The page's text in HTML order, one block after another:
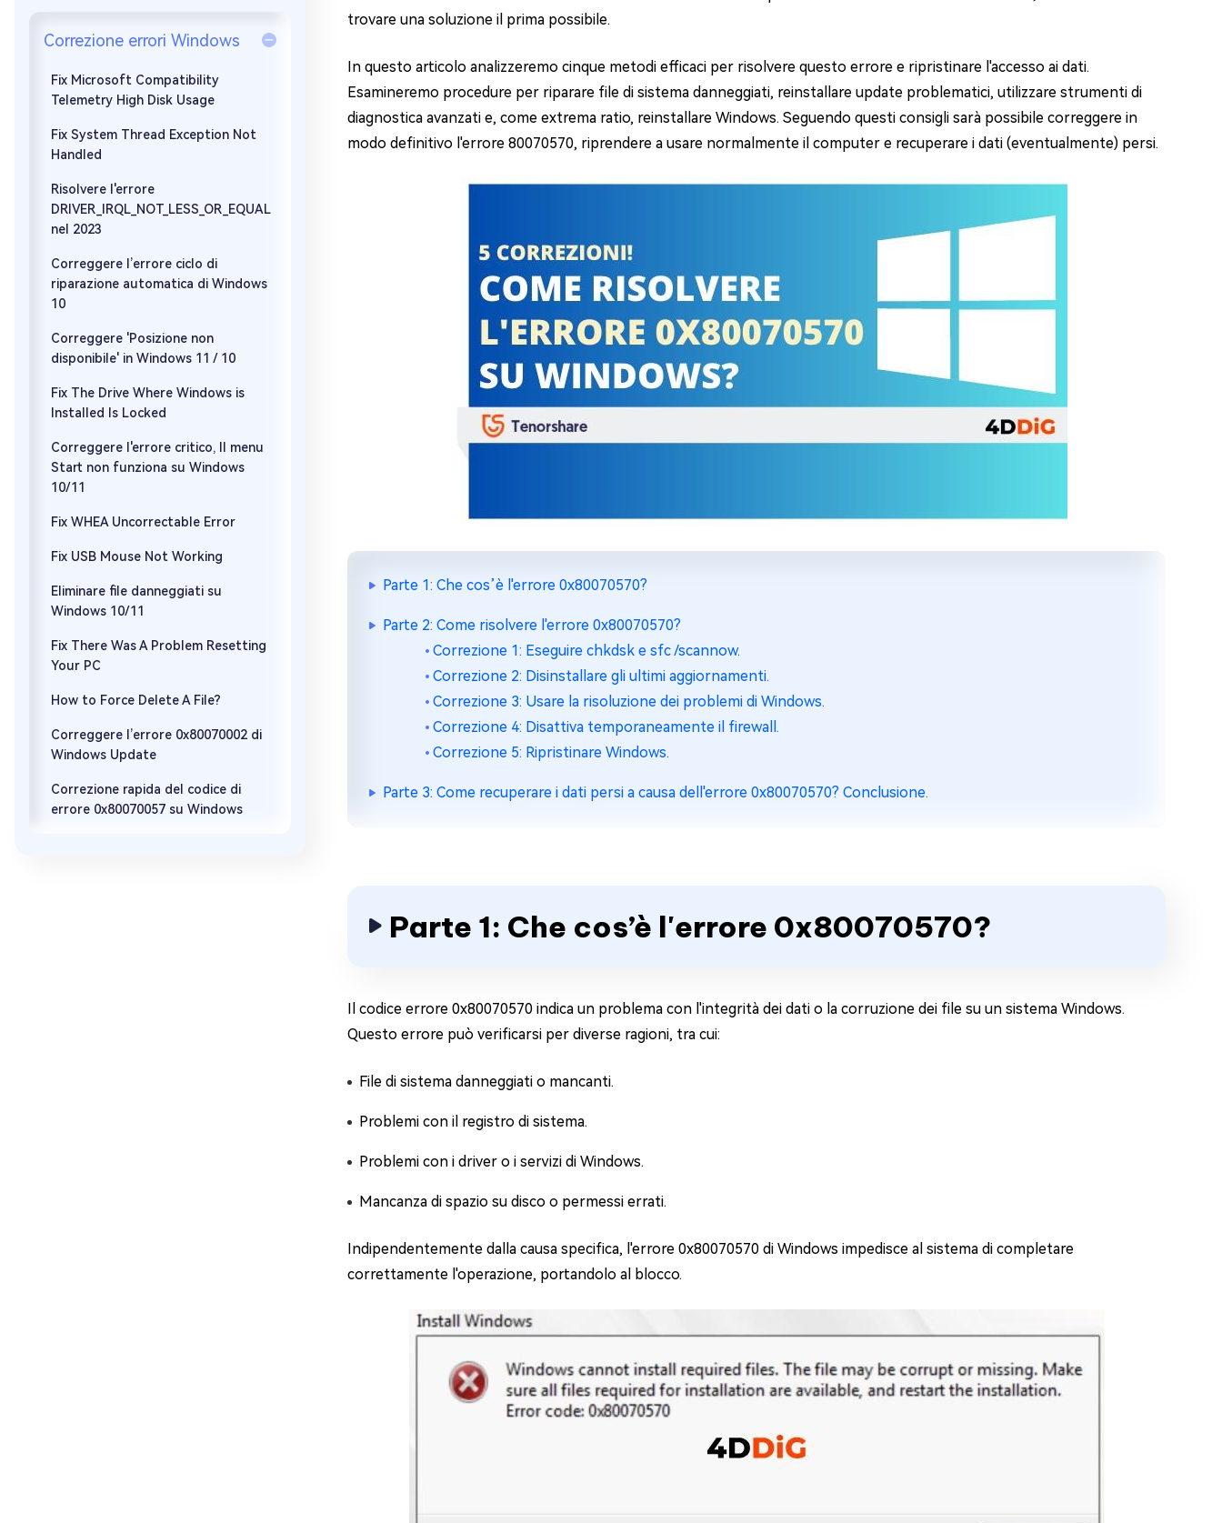
4DDiG Email Repair
Correzione errori Windows
Fix Microsoft Compatibility
Telemetry High Disk Usage
Fix System Thread Exception Not
Handled
Risolvere l'errore
DRIVER_IRQL_NOT_LESS_OR_EQUAL
nel 2023
Correggere l’errore ciclo di
riparazione automatica di Windows
10
Correggere 'Posizione non
disponibile' in Windows 11 / 10
Fix The Drive Where Windows is
Installed Is Locked
Correggere l'errore critico, Il menu
Start non funziona su Windows
10/11
Fix WHEA Uncorrectable Error
Fix USB Mouse Not Working
Eliminare file danneggiati su
Windows 10/11
Fix There Was A Problem Resetting
Your PC
How to Force Delete A File?
Correggere l’errore 0x80070002 di
Windows Update
Correzione rapida del codice di
errore 0x80070057 su Windows
trovare una soluzione il prima possibile.
In questo articolo analizzeremo cinque metodi efficaci per risolvere questo errore e ripristinare l'accesso ai dati.
Esamineremo procedure per riparare file di sistema danneggiati, reinstallare update problematici, utilizzare strumenti di
diagnostica avanzati e, come extrema ratio, reinstallare Windows. Seguendo questi consigli sarà possibile correggere in
modo definitivo l'errore 80070570, riprendere a usare normalmente il computer e recuperare i dati (eventualmente) persi.
Parte 1: Che cos’è l'errore 0x80070570?
Parte 2: Come risolvere l'errore 0x80070570?
Correzione 1: Eseguire chkdsk e sfc /scannow.
Correzione 2: Disinstallare gli ultimi aggiornamenti.
Correzione 3: Usare la risoluzione dei problemi di Windows.
Correzione 4: Disattiva temporaneamente il firewall.
Correzione 5: Ripristinare Windows.
Parte 3: Come recuperare i dati persi a causa dell'errore 0x80070570? Conclusione.
Parte 1: Che cos’è l'errore 0x80070570?
Il codice errore 0x80070570 indica un problema con l'integrità dei dati o la corruzione dei file su un sistema Windows.
Questo errore può verificarsi per diverse ragioni, tra cui:
File di sistema danneggiati o mancanti.
Problemi con il registro di sistema.
Problemi con i driver o i servizi di Windows.
Mancanza di spazio su disco o permessi errati.
Indipendentemente dalla causa specifica, l'errore 0x80070570 di Windows impedisce al sistema di completare
correttamente l'operazione, portandolo al blocco.